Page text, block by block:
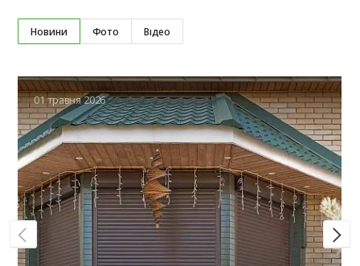
Новини Фото Відео
01 травня 2026